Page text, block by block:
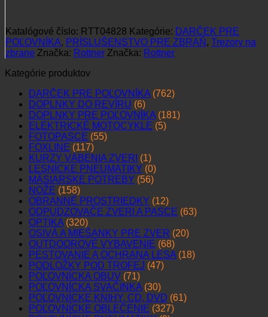
Katalógové číslo: RTT04828 Kategórie: DARČEK PRE
POĽOVNÍKA, PRÍSLUŠENSTVO PRE ZBRAŇ , Trezory na
zbrane Značka: Rottner Značka: Rottner
Kategórie produktov
DARČEK PRE POĽOVNÍKA (762)
DOPLNKY DO REVÍRU (6)
DOPLNKY PRE POĽOVNÍKA (181)
ELEKTRICKÉ MOTOCYKLE (5)
FOTOPASCE (55)
FOXLINE (117)
KURZY VÁBENIA ZVERI (1)
LESNÍCKE PNEUMATIKY (0)
MÄSIARSKE POTREBY (56)
NOŽE (158)
OBRANNÉ PROSTRIEDKY (12)
ODPUDZOVAČE ZVERI A PASCE (63)
OPTIKA (320)
OSIVÁ A MIEŠANKY PRE ZVER (20)
OUTDOOROVÉ VYBAVENIE (68)
PESTOVANIE A OCHRANA LESA (18)
PODLOŽKY POD TROFEJ (47)
POĽOVNÍCKA OBUV (71)
POĽOVNÍCKA SVAČINKA (30)
POĽOVNÍCKE KNIHY, CD, DVD (61)
POĽOVNÍCKE OBLEČENIE (327)